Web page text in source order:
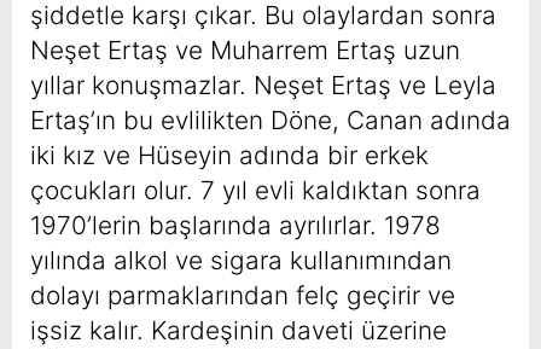
şiddetle karşı çıkar. Bu olaylardan sonra
Neşet Ertaş ve Muharrem Ertaş uzun
yıllar konuşmazlar. Neşet Ertaş ve Leyla
Ertaş’ın bu evlilikten Döne, Canan adında
iki kız ve Hüseyin adında bir erkek
çocukları olur. 7 yıl evli kaldıktan sonra
1970’lerin başlarında ayrılırlar. 1978
yılında alkol ve sigara kullanımından
dolayı parmaklarından felç geçirir ve
işsiz kalır. Kardeşinin daveti üzerine